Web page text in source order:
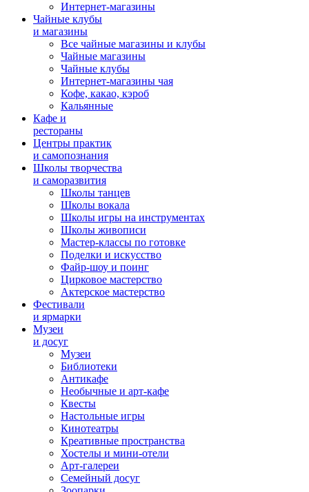
Интернет-магазины
Чайные клубы
и магазины
Все чайные магазины и клубы
Чайные магазины
Чайные клубы
Интернет-магазины чая
Кофе, какао, кэроб
Кальянные
Кафе и
рестораны
Центры практик
и самопознания
Школы творчества
и саморазвития
Школы танцев
Школы вокала
Школы игры на инструментах
Школы живописи
Мастер-классы по готовке
Поделки и искусство
Файр-шоу и поинг
Цирковое мастерство
Актерское мастерство
Фестивали
и ярмарки
Музеи
и досуг
Музеи
Библиотеки
Антикафе
Необычные и арт-кафе
Квесты
Настольные игры
Кинотеатры
Креативные пространства
Хостелы и мини-отели
Арт-галереи
Семейный досуг